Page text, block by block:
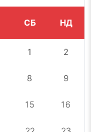
СБ НД
1 2
8 9
15 16